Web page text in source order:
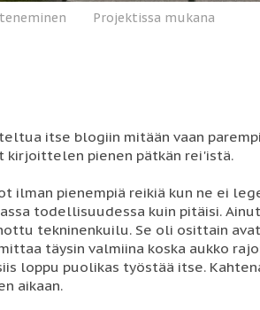
Projektissa mukana
itse blogiin mitään vaan
kirjoittelen pienen pätkän rei'istä.
ilman pienempiä reikiä kun ne ei
todellisuudessa kuin pitäisi.
tekninenkuilu. Se oli osittain
täysin valmiina koska aukko
loppu puolikas työstää itse.
aikaan.